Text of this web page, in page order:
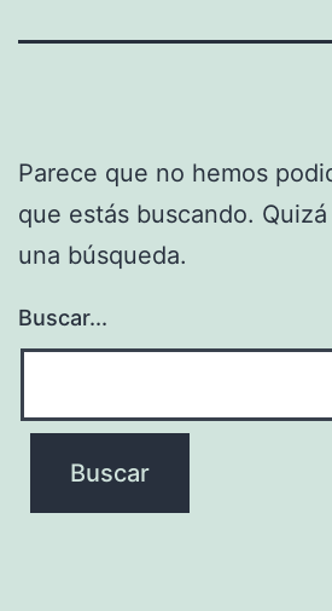
Parece que no hemos
que estás buscando.
una búsqueda.
Buscar...